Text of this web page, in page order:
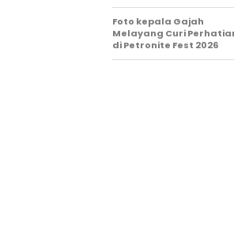
Foto kepala Gajah
Melayang Curi
di Petronite Fest 2026